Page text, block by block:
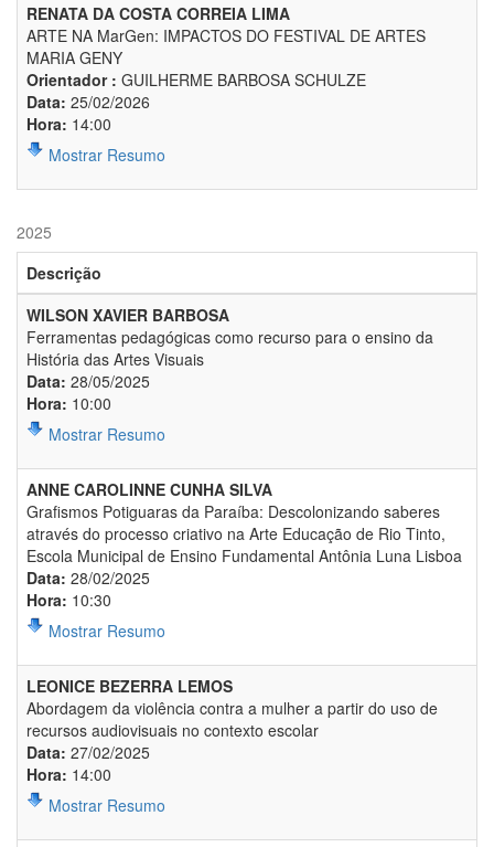
RENATA DA COSTA CORREIA LIMA
ARTE NA MarGen: IMPACTOS DO FESTIVAL DE ARTES
MARIA GENY
Orientador : GUILHERME BARBOSA SCHULZE
Data: 25/02/2026
Hora: 14:00
Mostrar Resumo
2025
Descrição
WILSON XAVIER BARBOSA
Ferramentas pedagógicas como recurso para o ensino da
História das Artes Visuais
Data: 28/05/2025
Hora: 10:00
Mostrar Resumo
ANNE CAROLINNE CUNHA SILVA
Grafismos Potiguaras da Paraíba: Descolonizando saberes
através do processo criativo na Arte Educação de Rio Tinto,
Escola Municipal de Ensino Fundamental Antônia Luna Lisboa
Data: 28/02/2025
Hora: 10:30
Mostrar Resumo
LEONICE BEZERRA LEMOS
Abordagem da violência contra a mulher a partir do uso de
recursos audiovisuais no contexto escolar
Data: 27/02/2025
Hora: 14:00
Mostrar Resumo